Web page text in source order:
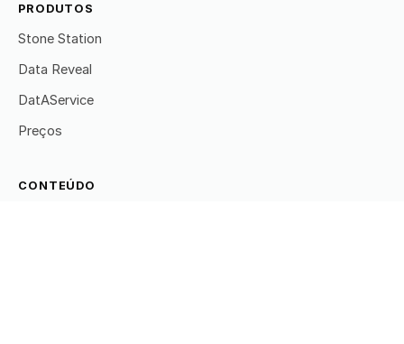
PRODUTOS
Stone Station
Data Reveal
DatAService
Preços
CONTEÚDO